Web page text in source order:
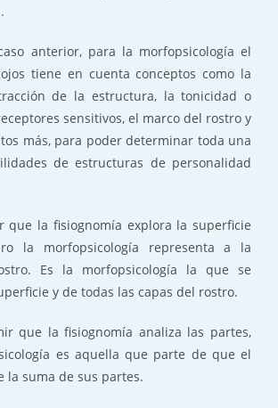
anterior, para la morfopsicología el
tiene en cuenta conceptos como la
de la estructura, la tonicidad o
sensitivos, el marco del rostro y
más, para poder determinar toda una
de estructuras de personalidad
que la fisiognomía explora la superficie
la morfopsicología representa a la
Es la morfopsicología la que se
y de todas las capas del rostro.
que la fisiognomía analiza las partes,
es aquella que parte de que el
la suma de sus partes.